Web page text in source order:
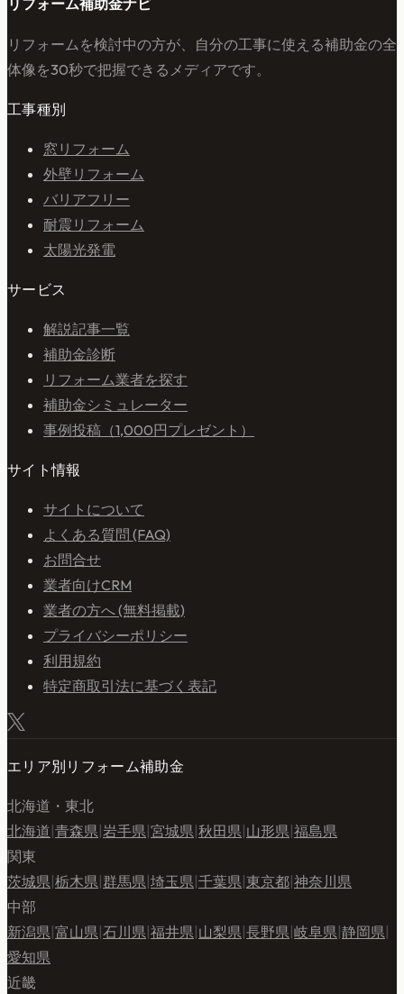
リフォーム補助金ナビ
リフォームを検討中の方が、自分の工事に使える補助金の全
体像を30秒で把握できるメディアです。
工事種別
窓リフォーム
外壁リフォーム
バリアフリー
耐震リフォーム
太陽光発電
サービス
解説記事一覧
補助金診断
リフォーム業者を探す
補助金シミュレーター
事例投稿（1,000円プレゼント）
サイト情報
サイトについて
よくある質問 (FAQ)
お問合せ
業者向けCRM
業者の方へ (無料掲載)
プライバシーポリシー
利用規約
特定商取引法に基づく表記
エリア別リフォーム補助金
北海道・東北
北海道 青森県 岩手県 宮城県 秋田県 山形県 福島県
関東
茨城県 栃木県 群馬県 埼玉県 千葉県 東京都 神奈川県
中部
新潟県 富山県 石川県 福井県 山梨県 長野県 岐阜県 静岡県
愛知県
近畿